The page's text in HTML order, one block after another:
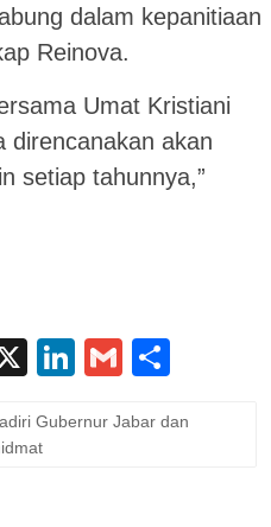
dalam kepanitiaan
Reinova.
Umat Kristiani
direncanakan akan
setiap tahunnya,”
X LinkedIn
Gmail
Gubernur Jabar dan